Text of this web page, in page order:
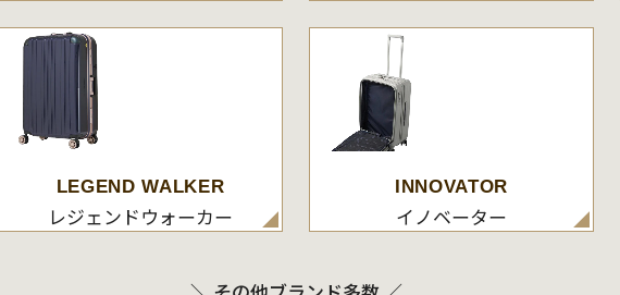
LEGEND WALKER
レジェンドウォーカー
INNOVATOR
イノベーター